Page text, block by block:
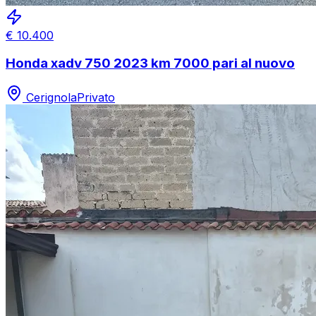
€ 10.400
Honda xadv 750 2023 km 7000 pari al nuovo
CerignolaPrivato